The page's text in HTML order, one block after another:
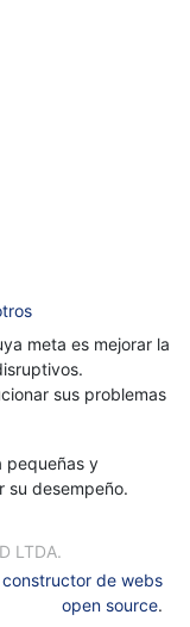
meta es mejorar la
sus problemas
pequeñas y
su desempeño.
LTDA.
constructor de webs
open source.